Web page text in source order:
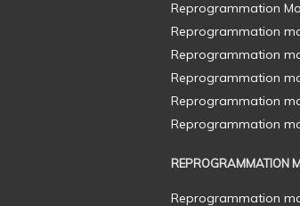
REPROGRAMMATION
Reprogrammation
Reprogrammation
Reprogrammation
Reprogrammation
Reprogrammation
Reprogrammation
Reprogrammation